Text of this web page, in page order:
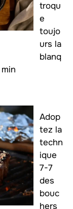
troqu
e
toujo
urs la
blanq
Adop
tez la
techn
ique
7-7
des
bouc
hers